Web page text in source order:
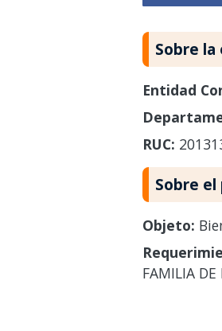
Sobre
Entidad
RUC:
Sobre
Objeto:
FAMILIA DE